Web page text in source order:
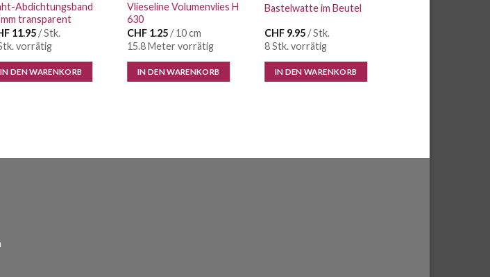
Abdichtungsband
transparent
11.95/ Stk.
vorrätig
IN DEN WARENKORB
Vlieseline Volumenvlies H
630
CHF 1.25/ 10 cm
15.8 Meter vorrätig
IN DEN WARENKORB
Bastelwatte im Beutel
CHF9.95/ Stk.
8 Stk. vorrätig
IN DEN WARENKORB